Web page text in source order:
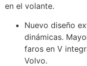
en el volante.
Nuevo diseño
dinámicas.
faros en V
Volvo.